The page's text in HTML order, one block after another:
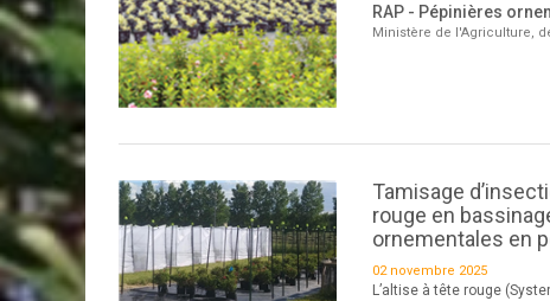
RAP - Pépinières
Ministère de l'Agriculture,
Tamisage
rouge en
ornementales en
02 novembre 2025
L’altise à tête rouge